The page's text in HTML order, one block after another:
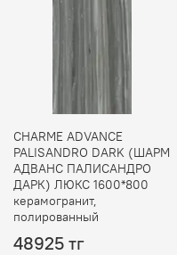
CHARME ADVANCE
PALISANDRO DARK (ШАРМ
АДВАНС ПАЛИСАНДРО
ДАРК) ЛЮКС 1600*800
керамогранит,
полированный
48925 тг